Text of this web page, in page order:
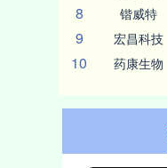
8 锴威特
9 宏昌科技
10 药康生物